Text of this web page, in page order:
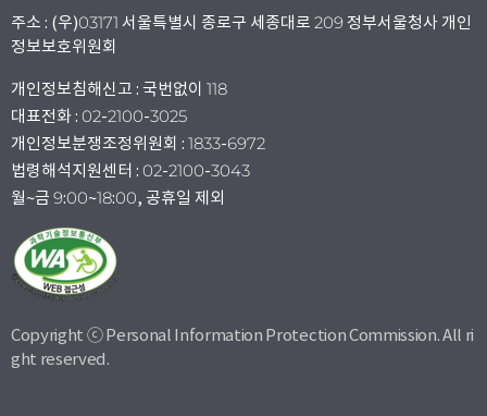
주소 : (우)03171 서울특별시 종로구 세종대로 209 정부서울청사 개인
정보보호위원회
개인정보침해신고 : 국번없이 118
대표전화 : 02-2100-3025
개인정보분쟁조정위원회 : 1833-6972
법령해석지원센터 : 02-2100-3043
월~금 9:00~18:00, 공휴일 제외
Copyright ⓒ Personal Information Protection Commission. All ri
ght reserved.